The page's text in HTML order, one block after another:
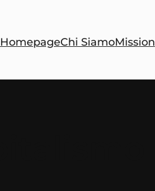
HomepageChi SiamoMission